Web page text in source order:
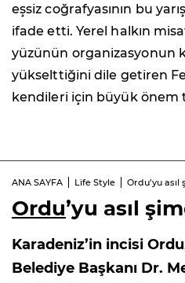
eşsiz coğrafyasının bu yarışı
ifade etti. Yerel halkın
yüzünün organizasyonun
yükselttiğini dile getiren
kendileri için büyük önem
ANA SAYFA Life Style Ordu’yu
Ordu’yu asıl
Karadeniz’in incisi
Belediye Başkanı Dr.